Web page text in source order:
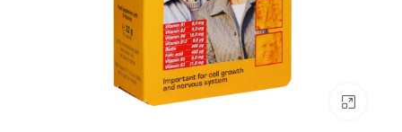
برای بزرگنمایی کلیک کنید